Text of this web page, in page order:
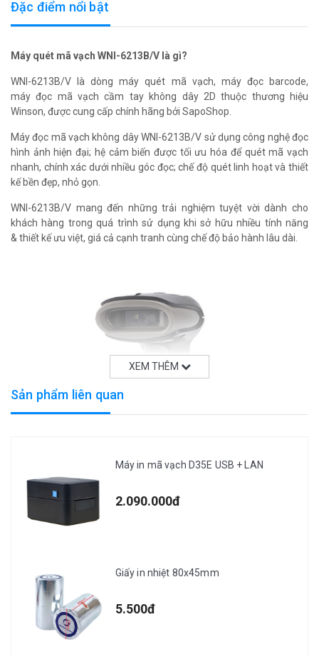
Đặc điểm nổi bật
Máy quét mã vạch WNI-6213B/V là gì?
WNI-6213B/V là dòng máy quét mã vạch, máy đọc barcode,
máy đọc mã vạch cầm tay không dây 2D thuộc thương hiệu
Winson, được cung cấp chính hãng bởi SapoShop.
Máy đọc mã vạch không dây WNI-6213B/V sử dụng công nghệ đọc
hình ảnh hiện đại; hệ cảm biến được tối ưu hóa để quét mã vạch
nhanh, chính xác dưới nhiều góc đọc; chế độ quét linh hoạt và thiết
kế bền đẹp, nhỏ gọn.
WNI-6213B/V mang đến những trải nghiệm tuyệt vời dành cho
khách hàng trong quá trình sử dụng khi sở hữu nhiều tính năng
& thiết kế ưu việt, giá cả cạnh tranh cùng chế độ bảo hành lâu dài.
Máy đọc mã vạch không dây WNI-6213B/V chính hãng tại
Tính năng ưu việt
XEM THÊM
Sản phẩm liên quan
Máy in mã vạch D35E USB + LAN
2.090.000đ
Giấy in nhiệt 80x45mm
5.500đ